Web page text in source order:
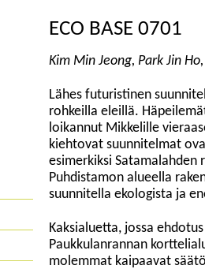
ECO BASE 0701
Kim Min Jeong, Park Jin
Lähes futuristinen
rohkeilla eleillä.
loikannut Mikkelille
kiehtovat suunnitelmat
esimerkiksi Satamalahden
Puhdistamon alueella
suunnitella ekologista ja
Kaksialuetta, jossa
Paukkulanrannan
molemmat kaipaavat